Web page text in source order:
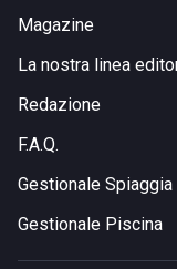
Magazine
La nostra linea
Redazione
F.A.Q.
Gestionale Spiaggia
Gestionale Piscina